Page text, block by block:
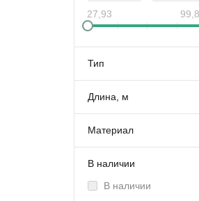
27,93
Тип
Длина, м
Материал
В наличии
В наличии